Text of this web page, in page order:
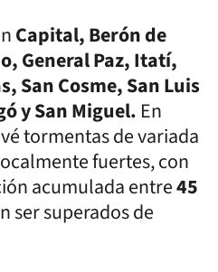
Capital, Berón de
General Paz, Itatí,
San Cosme, San Luis
y San Miguel. En
tormentas de variada
fuertes, con
acumulada entre45
ser superados de